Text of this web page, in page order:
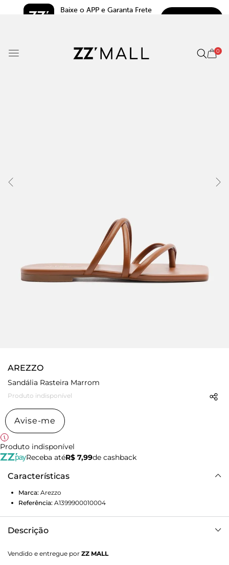
Baixe o APP e Garanta Frete
0
AREZZO
Sandália Rasteira Marrom
Produto indisponível
Avise-me
Produto indisponível
Receba atéR$ 7,99de cashback
Características
Marca: Arezzo
Referência: A1399900010004
Descrição
Vendido e entregue por ZZ MALL